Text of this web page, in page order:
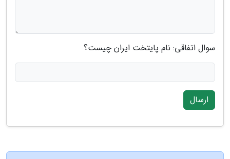
سوال اتفاقی: نام پایتخت ایران چیست؟
ارسال